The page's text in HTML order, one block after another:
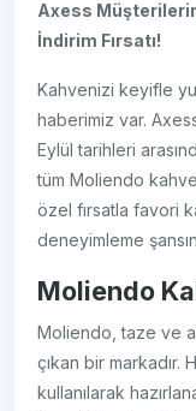
Axess
İndirim Fırsatı!
Kahvenizi keyifle
haberimiz var.
Eylül tarihleri
tüm Moliendo
özel fırsatla favori
deneyimleme
Moliendo
Moliendo, taze ve
çıkan bir markadır.
kullanılarak